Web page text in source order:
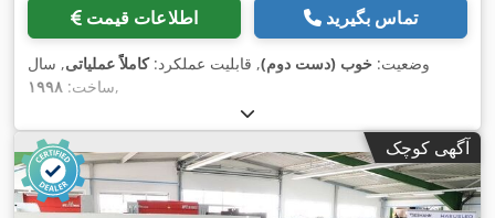
اطلاعات قیمت تماس بگیرید
وضعیت: خوب (دست دوم), قابلیت عملکرد:کاملاً عملیاتی, سال
ساخت: ۱۹۹۸ ,
آگهی کوچک